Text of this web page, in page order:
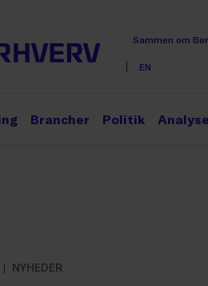
Sammen om
EN
Brancher Politik
NYHEDER